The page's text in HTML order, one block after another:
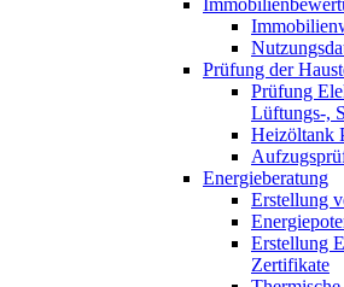
Prüfung der
Prüfung
Lüftungs-,
Heizöltank
Energieberatung
Erstellung
Erstellung
Zertifikate